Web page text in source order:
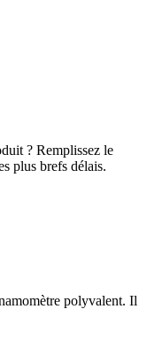
? Remplissez le
plus brefs délais.
polyvalent. Il